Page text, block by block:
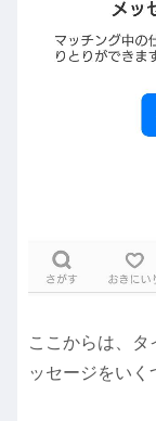
ここからは、タ
ッセージをいく